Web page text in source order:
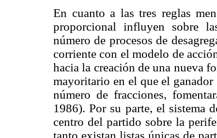
En cuanto a las tres reglas
proporcional influyen sobre
número de procesos de
corriente con el modelo de
hacia la creación de una nueva
mayoritario en el que el
número de fracciones,
1986). Por su parte, el sistema
centro del partido sobre la
tanto existan listas únicas de